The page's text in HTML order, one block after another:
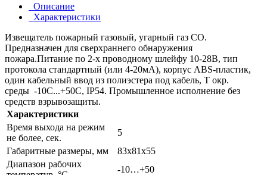
Описание
Характеристики
Извещатель пожарный газовый, угарный газ СО.
Предназначен для сверхраннего обнаружения
пожара.Питание по 2-х проводному шлейфу 10-28В, тип
протокола стандартный (или 4-20мА), корпус ABS-пластик,
один кабельный ввод из полиэстера под кабель, Т окр.
среды -10С...+50С, IP54. Промышленное исполнение без
средств взрывозащиты.
Характеристики
Время выхода на режим
не более, сек.
5
Габаритные размеры, мм
83х81х55
Диапазон рабочих
-10…+50